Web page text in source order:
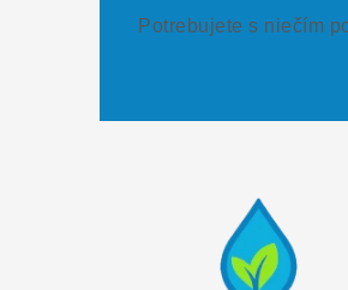
Potrebujete s niečím